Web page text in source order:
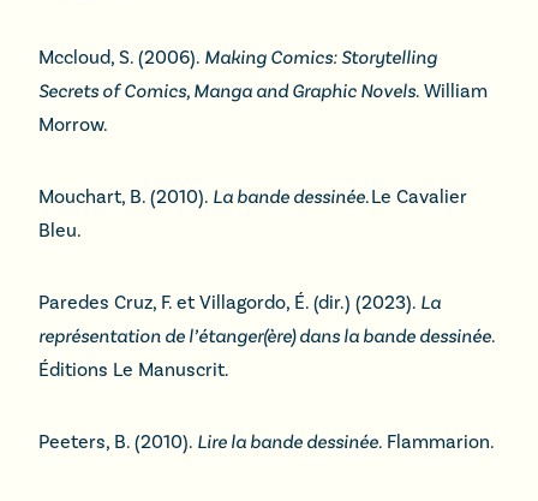
Mccloud, S. (2006). Making Comics: Storytelling
Secrets of Comics, Manga and Graphic Novels. William
Morrow.
Mouchart, B. (2010). La bande dessinée.Le Cavalier
Bleu.
Paredes Cruz, F. et Villagordo, É. (dir.) (2023). La
représentation de l’étanger(ère) dans la bande dessinée.
Éditions Le Manuscrit.
Peeters, B. (2010). Lire la bande dessinée. Flammarion.